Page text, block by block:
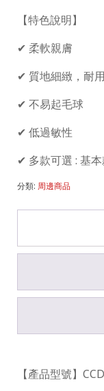
【特色說明】
✔ 柔軟親膚
✔ 質地細緻，耐
✔ 不易起毛球
✔ 低過敏性
✔ 多款可選 : 基
分類: 周邊商品
【產品型號】